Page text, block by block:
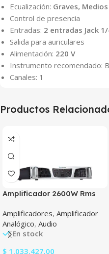
Ecualización: Graves,
Control de presencia
Entradas: 2 entradas Jack 1/
Salida para auriculares
Alimentación: 220 V
Instrumento recomendado:
Canales: 1
Productos
Amplificador 2600W Rms
Amplificadores, Amplificador
Analógico, Audio
En stock
$ 1.033.427,00